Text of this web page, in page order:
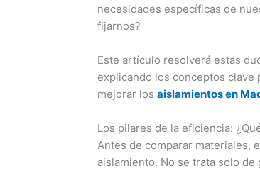
necesidades específicas de
fijarnos?
Este artículo resolverá estas
explicando los conceptos clave
mejorar los aislamientos en
Los pilares de la eficiencia:
Antes de comparar materiales,
aislamiento. No se trata solo